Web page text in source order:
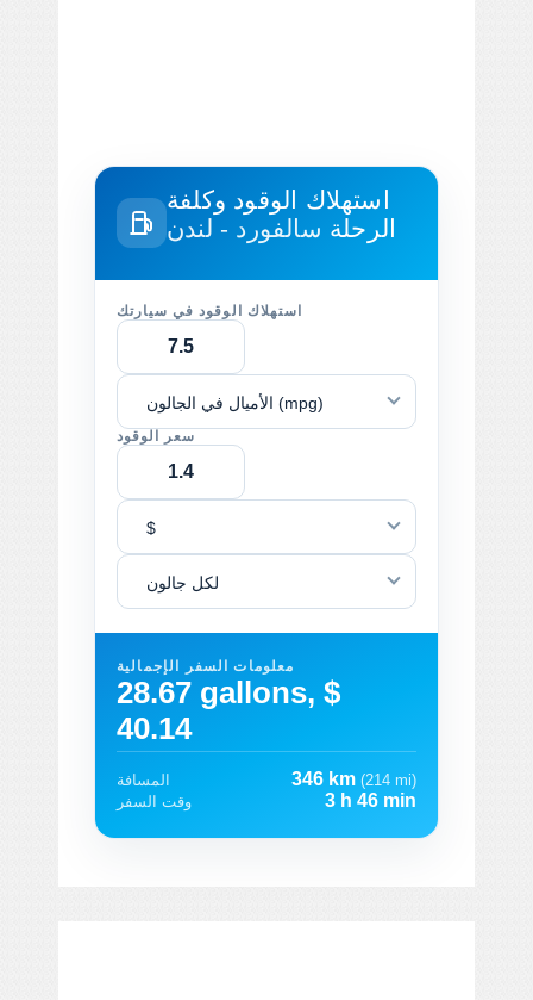
استهلاك الوقود وكلفة
الرحلة سالفورد - لندن
استهلاك الوقود في سيارتك
الأميال في الجالون (mpg)
سعر الوقود
$
لكل جالون
معلومات السفر الإجمالية
28.67 gallons, $
40.14
المسافة 346 km (214 mi)
وقت السفر
3 h 46 min